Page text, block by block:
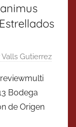
Valls Gutierrez
Bodega
de Origen